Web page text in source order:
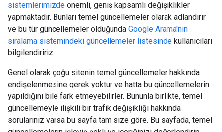
sistemlerimizde önemli, geniş kapsamlı değişiklikler
yapmaktadır. Bunları temel güncellemeler olarak adlandırır
ve bu tür güncellemeler olduğunda Google Arama'nın
sıralama sistemindeki güncellemeler listesinde kullanıcıları
bilgilendiririz.
Genel olarak çoğu sitenin temel güncellemeler hakkında
endişelenmesine gerek yoktur ve hatta bu güncellemelerin
yapıldığını bile fark etmeyebilirler. Bununla birlikte, temel
güncellemeyle ilişkili bir trafik değişikliği hakkında
sorularınız varsa bu sayfa tam size göre. Bu sayfada, temel